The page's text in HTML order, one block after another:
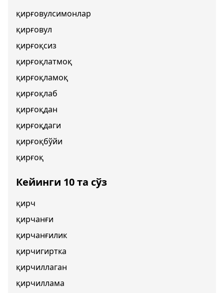
қирғовулсимонлар
қирғовул
қирғоқсиз
қирғоқлатмоқ
қирғоқламоқ
қирғоқлаб
қирғоқдан
қирғоқдаги
қирғоқбўйи
қирғоқ
Кейинги 10 та сўз
қирч
қирчанғи
қирчанғилик
қирчигиртка
қирчиллаган
қирчиллама